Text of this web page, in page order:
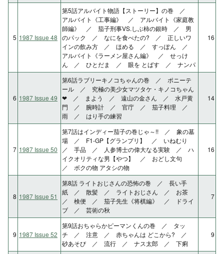
5 1987 Issue 48
第5話アルバイト物語【ストーリー】の巻 ／
アルバイト《工事編》 ／ アルバイト《家庭教
師編》 ／ 茄子刑事VS.しぶ柿の銀時 ／ 男
のパック ／ なにを食べたの? ／ 正しいワ
インの飲み方 ／ ほめる ／ すっぽん ／
アルバイト《ラーメン屋さん編》 ／ せっけ
ん ／ ひとだま ／ 眼を とばす ／ ナンパ
16
6 1987 Issue 49
第6話ラブリーキノコちゃんの巻 ／ ポニーテ
ール ／ 究極の美少女マツタケ・キノコちゃん
❤ ／ まよう ／ 遠山の金さん ／ 水戸黄
門 ／ 腕時計 ／ 官庁 ／ 茄子料理 ／
雨 ／ はり手の練習
14
7 1987 Issue 50
第7話はインディー茄子の巻じゃ～!! ／ 象の墓
場 ／ F1-GP【グランプリ】 ／ いねむり
／ 手品 ／ 人参博士の偉大なる実験 ／ ハ
イクオリティな男【やつ】 ／ おどし文句
／ ボクの物 アタシの物
16
8 1987 Issue 51
第8話 ライトおじさんの恐怖の巻 ／ 長い手
紙 ／ 散髪 ／ ライトおじさん ／ お茶
／ 検便 ／ 茄子先生《将棋編》 ／ ドライ
ブ ／ 芸術の秋
7
9 1987 Issue 52
第9話おちゃらかピーマンくんの巻 ／ タッ
チ ／ 注意 ／ 赤ちゃんは どこから? ／
砂あそび ／ 流行 ／ ナス太郎 ／ 下痢
9